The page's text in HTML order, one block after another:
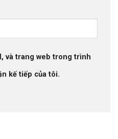
và trang web trong trình
kế tiếp của tôi.